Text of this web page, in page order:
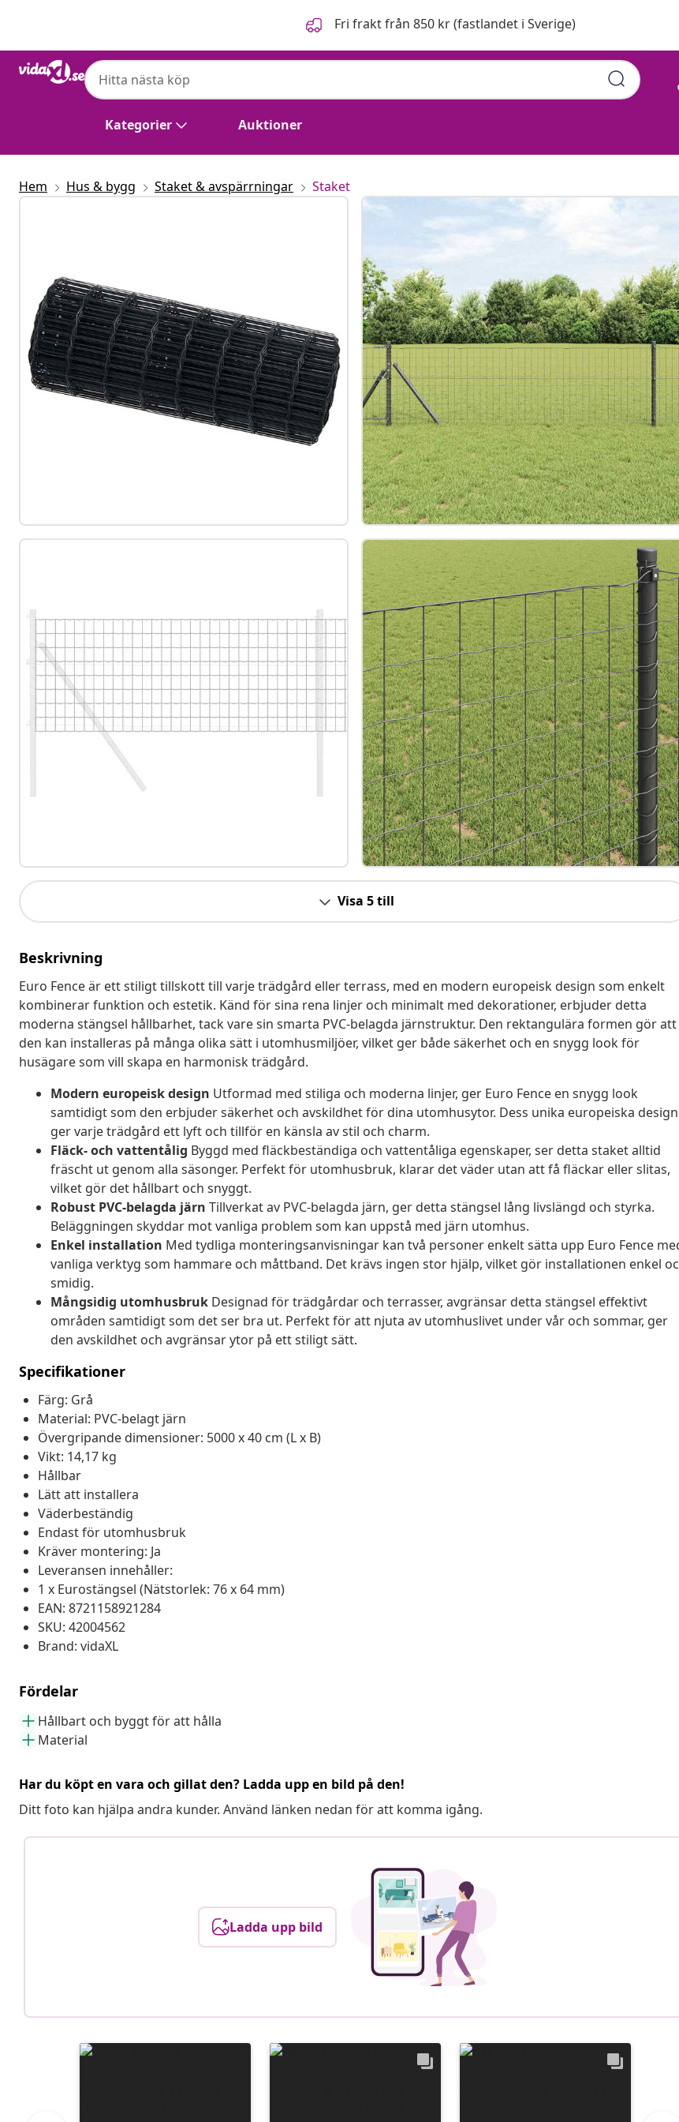
Fri frakt från 850 kr (fastlandet i Sverige)
Kategorier Auktioner
Hem Hus & bygg Staket & avspärrningar Staket
Visa 5 till
Beskrivning
Euro Fence är ett stiligt tillskott till varje trädgård eller terrass, med en modern europeisk design som enkelt
kombinerar funktion och estetik. Känd för sina rena linjer och minimalt med dekorationer, erbjuder detta
moderna stängsel hållbarhet, tack vare sin smarta PVC-belagda järnstruktur. Den rektangulära formen gör att
den kan installeras på många olika sätt i utomhusmiljöer, vilket ger både säkerhet och en snygg look för
husägare som vill skapa en harmonisk trädgård.
Modern europeisk design Utformad med stiliga och moderna linjer, ger Euro Fence en snygg look
samtidigt som den erbjuder säkerhet och avskildhet för dina utomhusytor. Dess unika europeiska design
ger varje trädgård ett lyft och tillför en känsla av stil och charm.
Fläck- och vattentålig Byggd med fläckbeständiga och vattentåliga egenskaper, ser detta staket alltid
fräscht ut genom alla säsonger. Perfekt för utomhusbruk, klarar det väder utan att få fläckar eller slitas,
vilket gör det hållbart och snyggt.
Robust PVC-belagda järn Tillverkat av PVC-belagda järn, ger detta stängsel lång livslängd och styrka.
Beläggningen skyddar mot vanliga problem som kan uppstå med järn utomhus.
Enkel installation Med tydliga monteringsanvisningar kan två personer enkelt sätta upp Euro Fence
vanliga verktyg som hammare och måttband. Det krävs ingen stor hjälp, vilket gör installationen enkel
smidig.
Mångsidig utomhusbruk Designad för trädgårdar och terrasser, avgränsar detta stängsel effektivt
områden samtidigt som det ser bra ut. Perfekt för att njuta av utomhuslivet under vår och sommar, ger
den avskildhet och avgränsar ytor på ett stiligt sätt.
Specifikationer
Färg: Grå
Material: PVC-belagt järn
Övergripande dimensioner: 5000 x 40 cm (L x B)
Vikt: 14,17 kg
Hållbar
Lätt att installera
Väderbeständig
Endast för utomhusbruk
Kräver montering: Ja
Leveransen innehåller:
1 x Eurostängsel (Nätstorlek: 76 x 64 mm)
EAN: 8721158921284
SKU: 42004562
Brand: vidaXL
Fördelar
Hållbart och byggt för att hålla
Material
Har du köpt en vara och gillat den? Ladda upp en bild på den!
Ditt foto kan hjälpa andra kunder. Använd länken nedan för att komma igång.
Ladda upp bild